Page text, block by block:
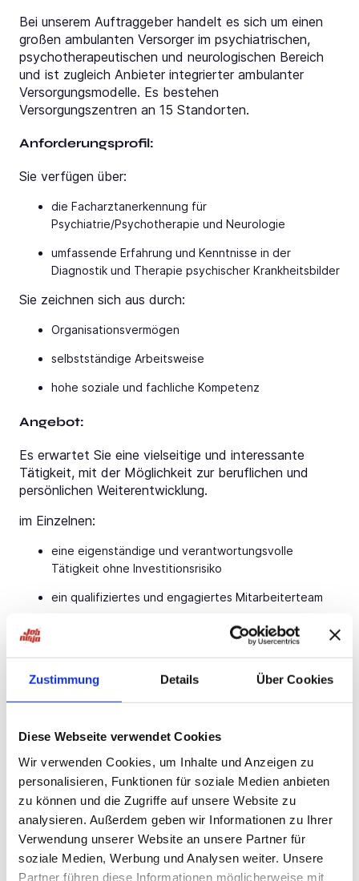
Zustimmung Details Über Cookies
Diese Webseite verwendet Cookies
Wir verwenden Cookies, um Inhalte und Anzeigen zu
personalisieren, Funktionen für soziale Medien anbieten
zu können und die Zugriffe auf unsere Website zu
analysieren. Außerdem geben wir Informationen zu Ihrer
Verwendung unserer Website an unsere Partner für
soziale Medien, Werbung und Analysen weiter. Unsere
Partner führen diese Informationen möglicherweise mit
Bei unserem Auftraggeber handelt es sich um einen
großen ambulanten Versorger im psychiatrischen,
psychotherapeutischen und neurologischen Bereich
und ist zugleich Anbieter integrierter ambulanter
Versorgungsmodelle. Es bestehen
Versorgungszentren an 15 Standorten.
Anforderungsprofil:
Sie verfügen über:
die Facharztanerkennung für
Psychiatrie/Psychotherapie und Neurologie
umfassende Erfahrung und Kenntnisse in der
Diagnostik und Therapie psychischer Krankheitsbilder
Sie zeichnen sich aus durch:
Organisationsvermögen
selbstständige Arbeitsweise
hohe soziale und fachliche Kompetenz
Angebot:
Es erwartet Sie eine vielseitige und interessante
Tätigkeit, mit der Möglichkeit zur beruflichen und
persönlichen Weiterentwicklung.
im Einzelnen:
eine eigenständige und verantwortungsvolle
Tätigkeit ohne Investitionsrisiko
ein qualifiziertes und engagiertes Mitarbeiterteam
Möglichkeit zur flexiblen Arbeitszeitgestaltung
Möglichkeit zur Fort- und Weiterbildung
Position: Facharzt (m/w/d)
Fachrichtung: Psychiatrie / Psychotherapie
Klinik/Einrichtung: Praxis / MVZ (ambulant)
Staat: Deutschland